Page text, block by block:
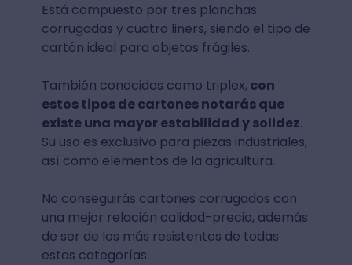
Está compuesto por tres planchas
corrugadas y cuatro liners, siendo el tipo de
cartón ideal para objetos frágiles.
También conocidos como triplex, con
estos tipos de cartones notarás que
existe una mayor estabilidad y solidez.
Su uso es exclusivo para piezas industriales,
así como elementos de la agricultura.
No conseguirás cartones corrugados con
una mejor relación calidad-precio, además
de ser de los más resistentes de todas
estas categorías.